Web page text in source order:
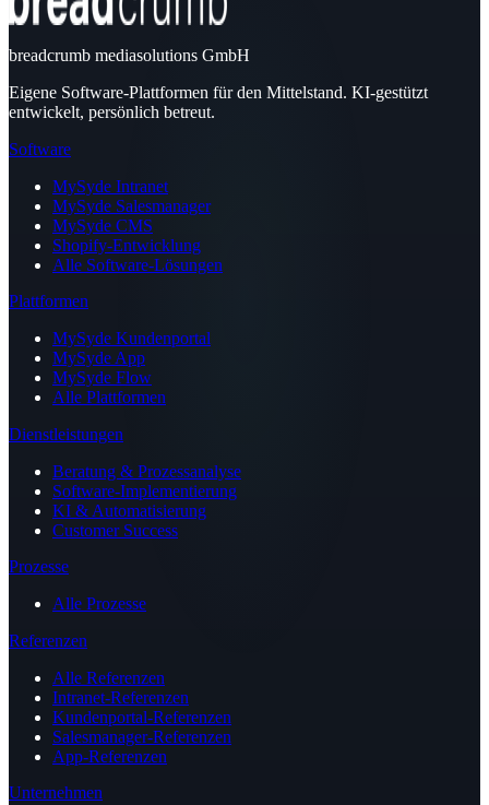
breadcrumb mediasolutions GmbH
Eigene Software-Plattformen für den Mittelstand. KI-gestützt
entwickelt, persönlich betreut.
Software
MySyde Intranet
MySyde Salesmanager
MySyde CMS
Shopify-Entwicklung
Alle Software-Lösungen
Plattformen
MySyde Kundenportal
MySyde App
MySyde Flow
Alle Plattformen
Dienstleistungen
Beratung & Prozessanalyse
Software-Implementierung
KI & Automatisierung
Customer Success
Prozesse
Alle Prozesse
Referenzen
Alle Referenzen
Intranet-Referenzen
Kundenportal-Referenzen
Salesmanager-Referenzen
App-Referenzen
Unternehmen